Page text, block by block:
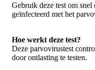
Gebruik deze test om
geïnfecteerd met het
Hoe werkt deze test?
Deze parvovirustest
door ontlasting te testen.